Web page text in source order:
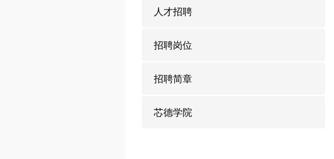
人才招聘
招聘岗位
招聘简章
芯德学院